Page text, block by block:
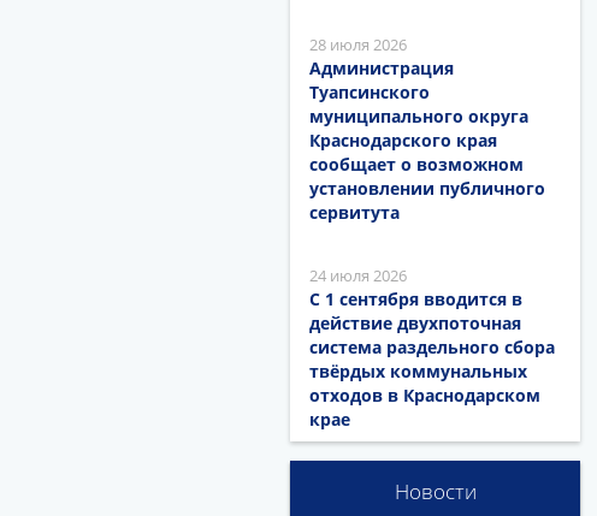
28 июля 2026
Администрация
Туапсинского
муниципального округа
Краснодарского края
сообщает о возможном
установлении публичного
сервитута
24 июля 2026
С 1 сентября вводится в
действие двухпоточная
система раздельного сбора
твёрдых коммунальных
отходов в Краснодарском
крае
Новости